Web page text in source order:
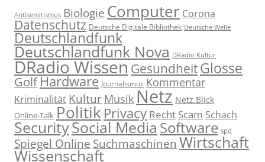
Antisemitismus Biologie Computer Corona
Datenschutz Deutsche Digitale Bibliothek Deutsche Welle
Deutschlandfunk
Deutschlandfunk Nova DRadio Kultur
DRadio WissenGesundheitGlosse
GolfHardware Journalismus Kommentar
Kriminalität Kultur Musik Netz Netz.Blick
Online-Talk Politik Privacy Recht Scam Schach
SecuritySocial Media Software spd
Spiegel Online Suchmaschinen Wirtschaft
Wissenschaft